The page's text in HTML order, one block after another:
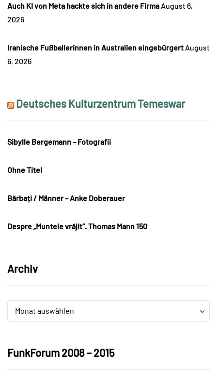
Auch KI von Meta hackte sich in andere Firma August 6,
2026
Iranische Fußballerinnen in Australien eingebürgert August
6, 2026
Deutsches Kulturzentrum Temeswar
Sibylle Bergemann – Fotografii
Ohne Titel
Bărbați / Männer – Anke Doberauer
Despre „Muntele vrăjit“. Thomas Mann 150
Archiv
Archiv
Monat auswählen
Archiv
FunkForum 2008 – 2015